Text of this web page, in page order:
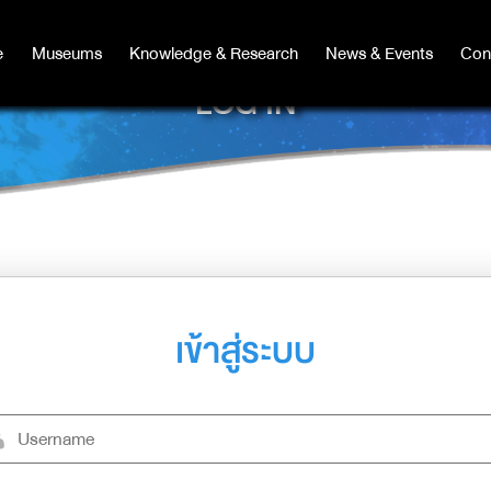
Museums Knowledge & Research News & Events
Museums Knowledge & Research News & Events
LOG IN
เข้าสู่ระบบ